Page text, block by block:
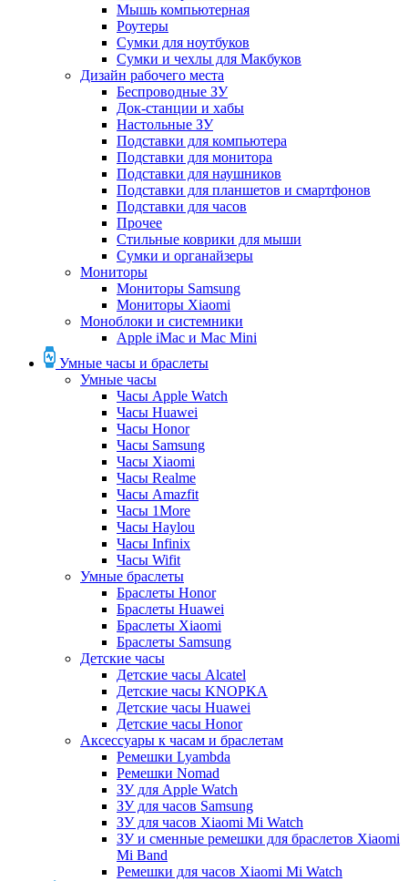
Мышь компьютерная
Роутеры
Сумки для ноутбуков
Сумки и чехлы для Макбуков
Дизайн рабочего места
Беспроводные ЗУ
Док-станции и хабы
Настольные ЗУ
Подставки для компьютера
Подставки для монитора
Подставки для наушников
Подставки для планшетов и смартфонов
Подставки для часов
Прочее
Стильные коврики для мыши
Сумки и органайзеры
Мониторы
Мониторы Samsung
Мониторы Xiaomi
Моноблоки и системники
Apple iMac и Mac Mini
Умные часы и браслеты
Умные часы
Часы Apple Watch
Часы Huawei
Часы Honor
Часы Samsung
Часы Xiaomi
Часы Realme
Часы Amazfit
Часы 1More
Часы Haylou
Часы Infinix
Часы Wifit
Умные браслеты
Браслеты Honor
Браслеты Huawei
Браслеты Xiaomi
Браслеты Samsung
Детские часы
Детские часы Alcatel
Детские часы KNOPKA
Детские часы Huawei
Детские часы Honor
Аксессуары к часам и браслетам
Ремешки Lyambda
Ремешки Nomad
ЗУ для Apple Watch
ЗУ для часов Samsung
ЗУ для часов Xiaomi Mi Watch
ЗУ и сменные ремешки для браслетов Xiaomi
Mi Band
Ремешки для часов Xiaomi Mi Watch